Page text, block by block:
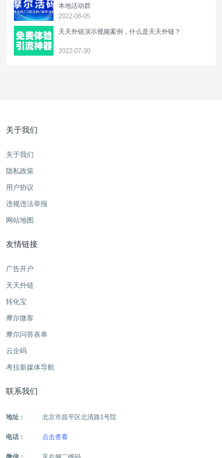
本地活动群
2022-08-05
天天外链演示视频案例，什么是天天外链？
2022-07-30
关于我们
关于我们
隐私政策
用户协议
违规违法举报
网站地图
友情链接
广告开户
天天外链
转化宝
摩尔微客
摩尔问答表单
云企码
考拉新媒体导航
联系我们
地址 : 北京市昌平区北清路1号院
电话 : 点击查看